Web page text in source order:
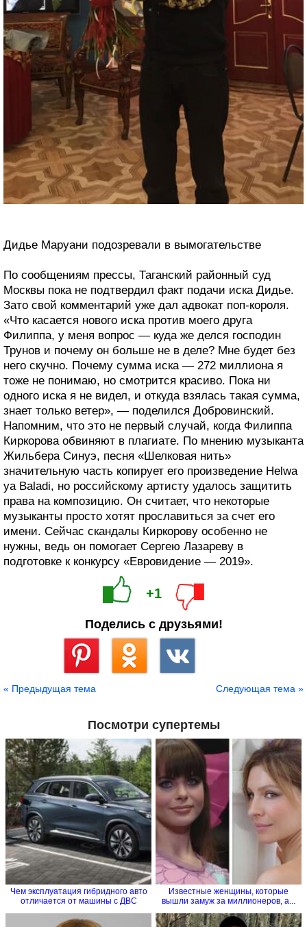
Дидье Маруани подозревали в вымогательстве
По сообщениям прессы, Таганский районный суд
Москвы пока не подтвердил факт подачи иска Дидье.
Зато свой комментарий уже дал адвокат поп-короля.
«Что касается нового иска против моего друга
Филиппа, у меня вопрос — куда же делся господин
Трунов и почему он больше не в деле? Мне будет без
него скучно. Почему сумма иска — 272 миллиона я
тоже не понимаю, но смотрится красиво. Пока ни
одного иска я не видел, и откуда взялась такая сумма,
знает только ветер», — поделился Добровинский.
Напомним, что это не первый случай, когда Филиппа
Киркорова обвиняют в плагиате. По мнению музыканта
Жильбера Синуэ, песня «Шелковая нить»
значительную часть копирует его произведение Helwa
ya Baladi, но российскому артисту удалось защитить
права на композицию. Он считает, что некоторые
музыканты просто хотят прославиться за счет его
имени. Сейчас скандалы Киркорову особенно не
нужны, ведь он помогает Сергею Лазареву в
подготовке к конкурсу «Евровидение — 2019».
+1
Поделись с друзьями!
« Предыдущая тема Следующая тема »
Посмотри супертемы
Чем эксплуатация гибридного авто
отличается от машины с ДВС
Известные женщины, которые
вышли замуж за миллионеров, а...